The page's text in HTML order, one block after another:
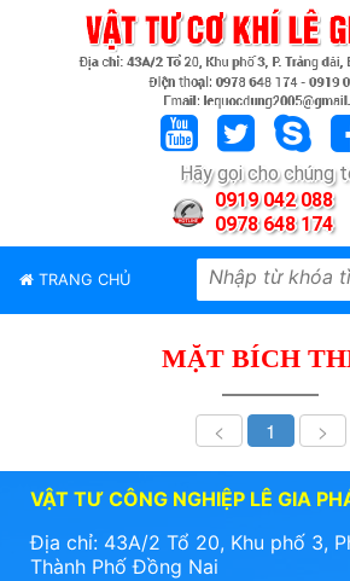
Hãy gọi cho chúng
0919 042 088
0978 648 174
TRANG CHỦ
PHẨM
HIỆU
MẶT BÍCH
< 1 >
VẬT TƯ CÔNG NGHIỆP LÊ GIA
Địa chỉ: 43A/2 Tổ 20, Khu phố 3,
Thành Phố Đồng Nai